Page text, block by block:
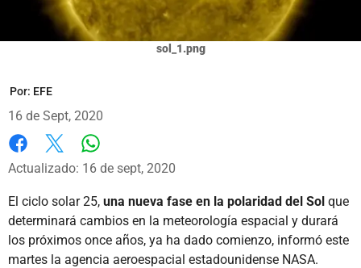
sol_1.png
Por: EFE
16 de Sept, 2020
Facebook
X
Actualizado: 16 de sept, 2020
El ciclo solar 25, una nueva fase en la polaridad del Sol que
determinará cambios en la meteorología espacial y durará
los próximos once años, ya ha dado comienzo, informó este
martes la agencia aeroespacial estadounidense NASA.